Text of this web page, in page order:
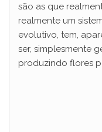
são as que
realmente um
evolutivo, tem,
ser, simplesmente
produzindo flores